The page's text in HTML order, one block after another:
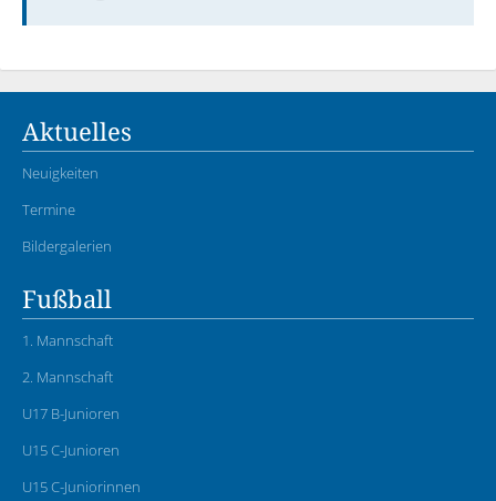
Aktuelles
Neuigkeiten
Termine
Bildergalerien
Fußball
1. Mannschaft
2. Mannschaft
U17 B-Junioren
U15 C-Junioren
U15 C-Juniorinnen